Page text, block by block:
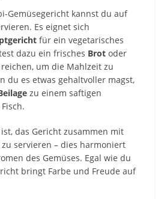
Gemüsegericht kannst du auf
Es eignet sich
für ein vegetarisches
dazu ein frisches Brot oder
reichen, um die Mahlzeit zu
du es etwas gehaltvoller magst,
zu einem saftigen
das Gericht zusammen mit
zu servieren – dies harmoniert
des Gemüses. Egal wie du
bringt Farbe und Freude auf